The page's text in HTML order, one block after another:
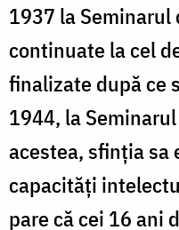
1937 la Seminarul
continuate la cel
finalizate după ce
1944, la
acestea, sfinţia sa
capacităţi
pare că cei 16 ani